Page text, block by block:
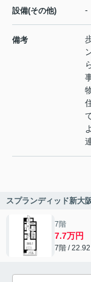
設備(その他) -
備考
スプランディッド新大
7階
7.7万円
7階 /